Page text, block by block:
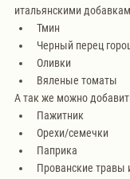
итальянскими
Тмин
Черный перец
Оливки
Вяленые томаты
А так же можно
Пажитник
Орехи/семечки
Паприка
Прованские травы